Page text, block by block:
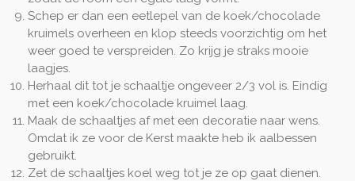
Schep er dan een eetlepel van de koek/chocolade
kruimels overheen en klop steeds voorzichtig om het
weer goed te verspreiden. Zo krijg je straks mooie
laagjes.
Herhaal dit tot je schaaltje ongeveer 2/3 vol is. Eindig
met een koek/chocolade kruimel laag.
Maak de schaaltjes af met een decoratie naar wens.
Omdat ik ze voor de Kerst maakte heb ik aalbessen
gebruikt.
Zet de schaaltjes koel weg tot je ze op gaat dienen.